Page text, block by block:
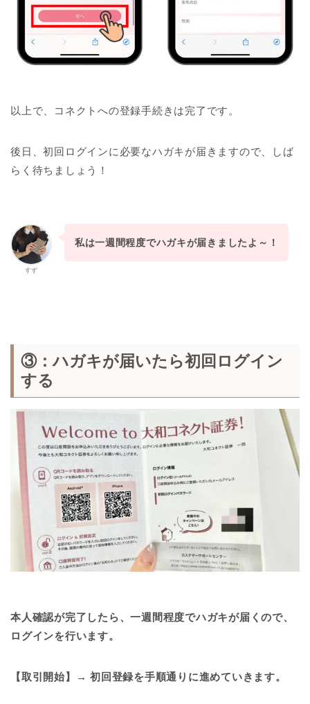
以上で、コネクトへの登録手続きは完了です。
後日、初回ログインに必要なハガキが届きますので、しば
らく待ちましょう！
すず
私は一週間程度でハガキが届きましたよ～！
③：ハガキが届いたら初回ログイン
する
本人確認が完了したら、一週間程度でハガキが届くので、
ログインを行います。
【取引開始】→ 初回登録を手順通りに進めていきます。